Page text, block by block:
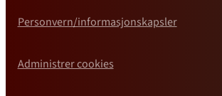
Personvern/informasjonskapsler
Administrer cookies